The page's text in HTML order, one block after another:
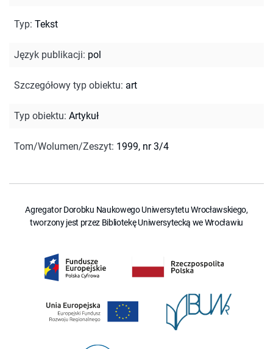
Typ: Tekst
Język publikacji: pol
Szczegółowy typ obiektu: art
Typ obiektu: Artykuł
Tom/Wolumen/Zeszyt: 1999, nr 3/4
Agregator Dorobku Naukowego Uniwersytetu Wrocławskiego,
tworzony jest przez Bibliotekę Uniwersytecką we Wrocławiu